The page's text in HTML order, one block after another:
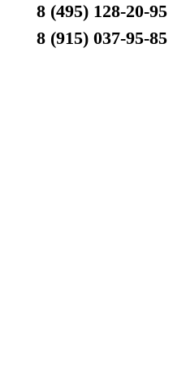
8 (495) 128-20-95
8 (915) 037-95-85